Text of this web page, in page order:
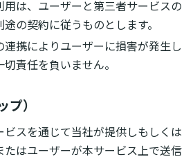
は、ユーザーと第三者サービスの
の契約に従うものとします。
携によりユーザーに損害が発生し
責任を負いません。
）
スを通じて当社が提供しもしくは
たはユーザーが本サービス上で送信